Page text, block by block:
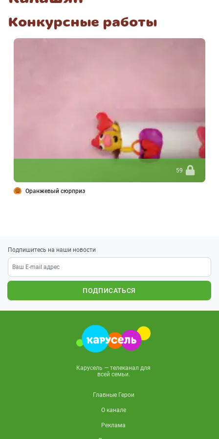
Конкурсные работы
59
Оранжевый сюрприз
Подпишитесь на наши новости
ПОДПИСАТЬСЯ
Карусель — телеканал для
всей семьи.
Главные Герои
О канале
Реклама